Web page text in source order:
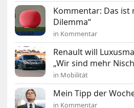
Kommentar: Das ist
Dilemma“
in Kommentar
Renault will
„Wir sind mehr
in Mobilität
Mein Tipp der
in Kommentar